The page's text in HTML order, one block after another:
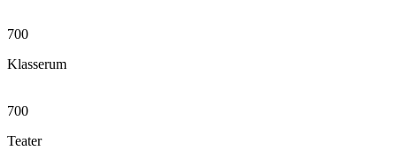
700
Klasserum
700
Teater